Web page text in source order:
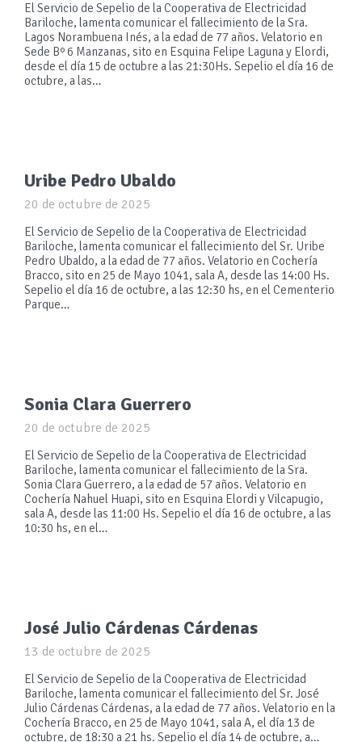
El Servicio de Sepelio de la Cooperativa de Electricidad
Bariloche, lamenta comunicar el fallecimiento de la Sra.
Lagos Norambuena Inés, a la edad de 77 años. Velatorio en
Sede Bº 6 Manzanas, sito en Esquina Felipe Laguna y Elordi,
desde el día 15 de octubre a las 21:30Hs. Sepelio el día 16 de
octubre, a las…
Uribe Pedro Ubaldo
20 de octubre de 2025
El Servicio de Sepelio de la Cooperativa de Electricidad
Bariloche, lamenta comunicar el fallecimiento del Sr. Uribe
Pedro Ubaldo, a la edad de 77 años. Velatorio en Cochería
Bracco, sito en 25 de Mayo 1041, sala A, desde las 14:00 Hs.
Sepelio el día 16 de octubre, a las 12:30 hs, en el Cementerio
Parque…
Sonia Clara Guerrero
20 de octubre de 2025
El Servicio de Sepelio de la Cooperativa de Electricidad
Bariloche, lamenta comunicar el fallecimiento de la Sra.
Sonia Clara Guerrero, a la edad de 57 años. Velatorio en
Cochería Nahuel Huapi, sito en Esquina Elordi y Vilcapugio,
sala A, desde las 11:00 Hs. Sepelio el día 16 de octubre, a las
10:30 hs, en el…
José Julio Cárdenas Cárdenas
13 de octubre de 2025
El Servicio de Sepelio de la Cooperativa de Electricidad
Bariloche, lamenta comunicar el fallecimiento del Sr. José
Julio Cárdenas Cárdenas, a la edad de 77 años. Velatorio en la
Cochería Bracco, en 25 de Mayo 1041, sala A, el día 13 de
octubre, de 18:30 a 21 hs. Sepelio el día 14 de octubre, a…